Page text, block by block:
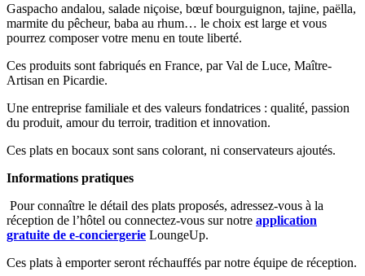
Gaspacho andalou, salade niçoise, bœuf bourguignon, tajine, paëlla,
marmite du pêcheur, baba au rhum… le choix est large et vous
pourrez composer votre menu en toute liberté.
Ces produits sont fabriqués en France, par Val de Luce, Maître-
Artisan en Picardie.
Une entreprise familiale et des valeurs fondatrices : qualité, passion
du produit, amour du terroir, tradition et innovation.
Ces plats en bocaux sont sans colorant, ni conservateurs ajoutés.
Informations pratiques
Pour connaître le détail des plats proposés, adressez-vous à la
réception de l’hôtel ou connectez-vous sur notre application
gratuite de e-conciergerie LoungeUp.
Ces plats à emporter seront réchauffés par notre équipe de réception.